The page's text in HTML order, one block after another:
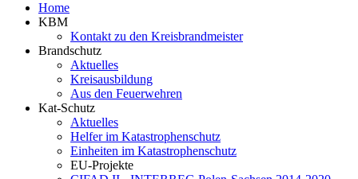
Home
KBM
Kontakt zu den Kreisbrandmeister
Brandschutz
Aktuelles
Kreisausbildung
Aus den Feuerwehren
Kat-Schutz
Aktuelles
Helfer im Katastrophenschutz
Einheiten im Katastrophenschutz
EU-Projekte